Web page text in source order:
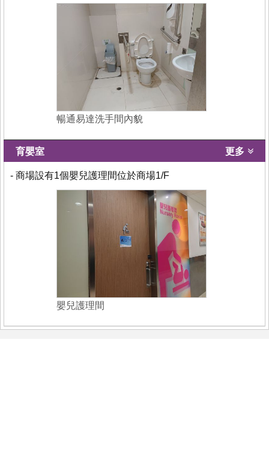
暢通易達洗手間內貌
育嬰室 更多
- 商場設有1個嬰兒護理間位於商場1/F
嬰兒護理間